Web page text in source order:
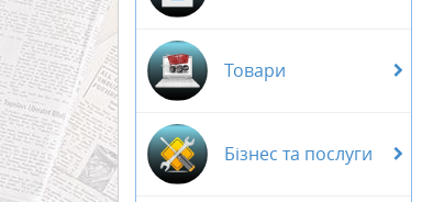
Товари
Бізнес та послуги